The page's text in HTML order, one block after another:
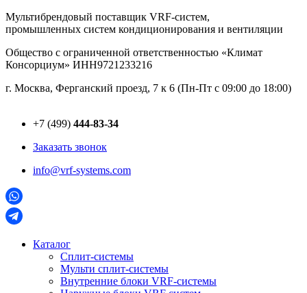
Перейти
к
Мультибрендовый поставщик VRF-cистем,
промышленных систем кондиционирования и вентиляции
Общество с ограниченной ответственностью «Климат
Консорциум» ИНН9721233216
г. Москва, Ферганский проезд, 7 к 6 (Пн-Пт с 09:00 до 18:00)
+7 (499) 444-83-34
Заказать звонок
info@vrf-systems.com
Каталог
Сплит-системы
Мульти сплит-системы
Внутренние блоки VRF-cистемы